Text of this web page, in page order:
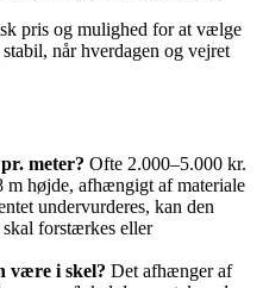
pris og mulighed for at vælge
når hverdagen og vejret
meter? Ofte 2.000–5.000 kr.
m højde, afhængigt af materiale
undervurderes, kan den
forstærkes eller
være i skel? Det afhænger af